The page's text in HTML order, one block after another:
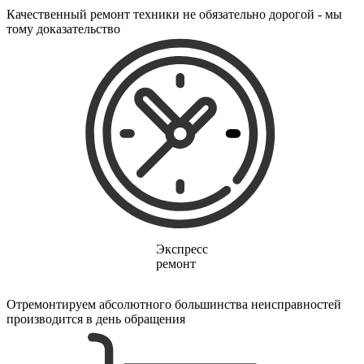
электрических зубных щеток
электрических газонокосилок
электрического канального нагревателя
электрических опрыскивателей
электрических стеклоочистителей
электрических тестеров
электрических водных насосов
электробритв
электрогенераторов
электрогитар
электрокаминов
электрокастрюлей
электрокоптильни
электроматрасов
электронапильников
электронных беруш
электронных испарителей
электроножовок
электроодеял
электропил
Качественный ремонт техники не обязательно дорогой - мы
тому доказательство
Экспресс
ремонт
Отремонтируем абсолютного большинства неисправностей
производится в день обращения